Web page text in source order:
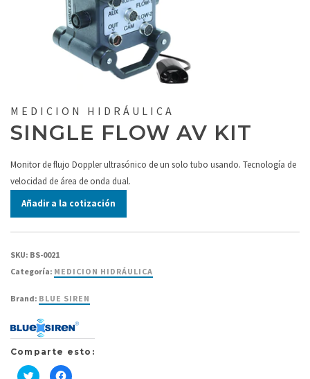
MEDICION HIDRÁULICA
SINGLE FLOW AV KIT
Monitor de flujo Doppler ultrasónico de un solo tubo usando. Tecnología de
velocidad de área de onda dual.
Añadir a la cotización
SKU: BS-0021
Categoría: MEDICION HIDRÁULICA
Brand: BLUE SIREN
Comparte esto:
Haz Haz